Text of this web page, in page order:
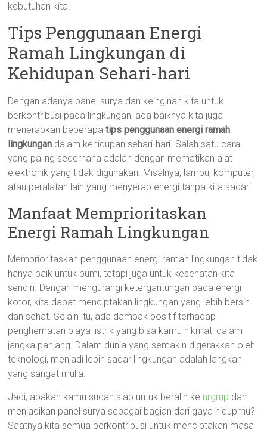
kebutuhan kita!
Tips Penggunaan Energi
Ramah Lingkungan di
Kehidupan Sehari-hari
Dengan adanya panel surya dan keinginan kita untuk
berkontribusi pada lingkungan, ada baiknya kita juga
menerapkan beberapatips penggunaan energi ramah
lingkungan dalam kehidupan sehari-hari. Salah satu cara
yang paling sederhana adalah dengan mematikan alat
elektronik yang tidak digunakan. Misalnya, lampu, komputer,
atau peralatan lain yang menyerap energi tanpa kita sadari.
Manfaat Memprioritaskan
Energi Ramah Lingkungan
Memprioritaskan penggunaan energi ramah lingkungan tidak
hanya baik untuk bumi, tetapi juga untuk kesehatan kita
sendiri. Dengan mengurangi ketergantungan pada energi
kotor, kita dapat menciptakan lingkungan yang lebih bersih
dan sehat. Selain itu, ada dampak positif terhadap
penghematan biaya listrik yang bisa kamu nikmati dalam
jangka panjang. Dalam dunia yang semakin digerakkan oleh
teknologi, menjadi lebih sadar lingkungan adalah langkah
yang sangat mulia.
Jadi, apakah kamu sudah siap untuk beralih ke nrgrup dan
menjadikan panel surya sebagai bagian dari gaya hidupmu?
Saatnya kita semua berkontribusi untuk menciptakan masa